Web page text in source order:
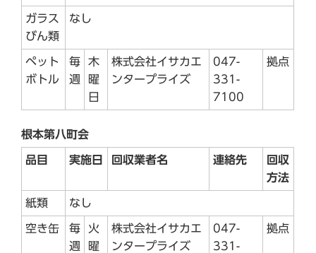
ガラス
びん類
なし
ペット
ボトル
毎
週
木
曜
日
株式会社イサカエ
ンタープライズ
047-
331-
7100
拠点
根本第八町会
品目 実施日 回収業者名 連絡先
回収
方法
紙類 なし
空き缶
毎
週
火
曜
株式会社イサカエ
ンタープライズ
047-
331-
拠点